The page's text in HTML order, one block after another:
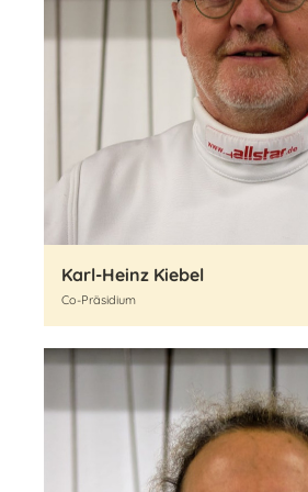
Karl-Heinz Kiebel
Co-Präsidium